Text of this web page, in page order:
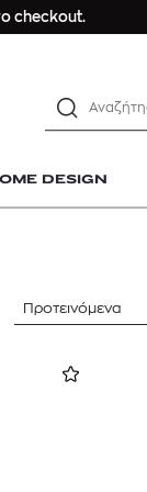
checkout.
DESIGN
Προτεινόμενα